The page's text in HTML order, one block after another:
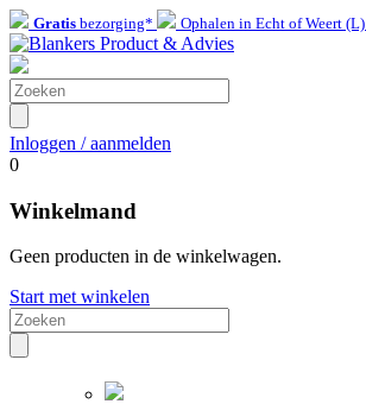
Gratis bezorging* Ophalen in Echt of Weert (L)
Inloggen / aanmelden
0
Winkelmand
Geen producten in de winkelwagen.
Start met winkelen